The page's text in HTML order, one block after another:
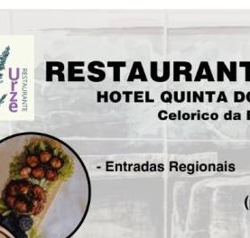
comunicações foi outro dilema.
conseguem reforçar redes em
não se percebe por que razão não
incêndios ou outras
e contratual. É lamentável
e de electricidade não seja
ou incêndios. Não
que sim.
devem interrogar as suas
e identitário. Mas a gestão